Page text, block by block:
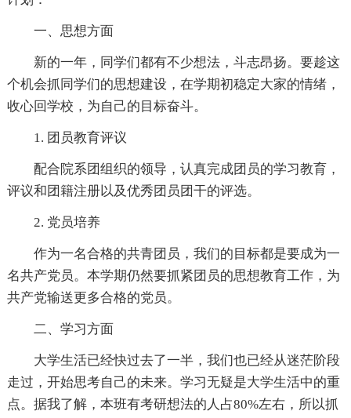
一、思想方面
新的一年，同学们都有不少想法，斗志昂扬。要趁这
个机会抓同学们的思想建设，在学期初稳定大家的情绪，
收心回学校，为自己的目标奋斗。
1. 团员教育评议
配合院系团组织的领导，认真完成团员的学习教育，
评议和团籍注册以及优秀团员团干的评选。
2. 党员培养
作为一名合格的共青团员，我们的目标都是要成为一
名共产党员。本学期仍然要抓紧团员的思想教育工作，为
共产党输送更多合格的党员。
二、学习方面
大学生活已经快过去了一半，我们也已经从迷茫阶段
走过，开始思考自己的未来。学习无疑是大学生活中的重
点。据我了解，本班有考研想法的人占80%左右，所以抓